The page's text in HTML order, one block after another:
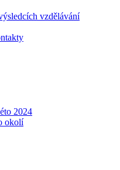
vzdělávání
2024
okolí